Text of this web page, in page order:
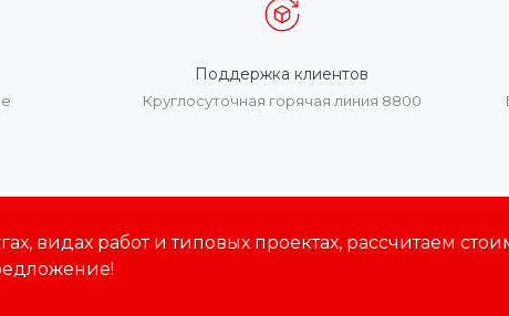
Поддержка клиентов
Круглосуточная горячая линия 8800
видах работ и типовых проектах, рассчитаем